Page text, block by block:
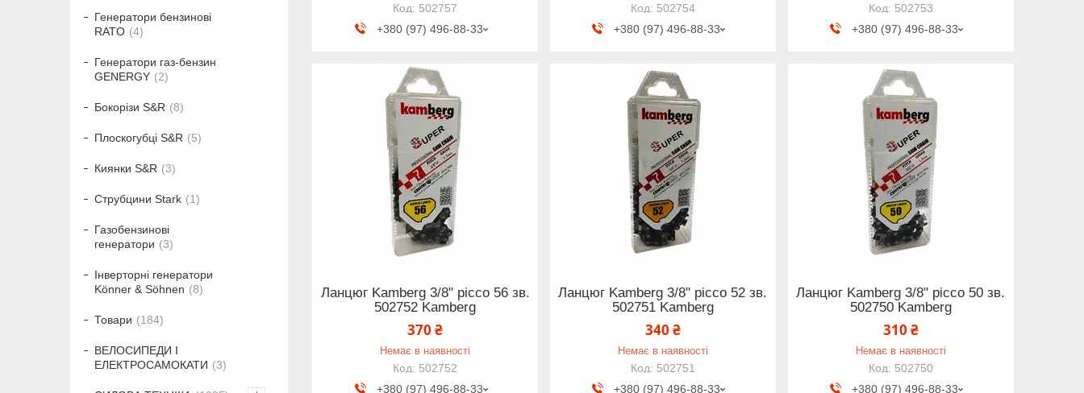
502757
+380 (97) 496-88-33
502754
+380 (97) 496-88-33
502753
+380 (97) 496-88-33
Ланцюг Kamberg 3/8" picco 56 зв.
502752 Kamberg
370 ₴
Немає в наявності
502752
+380 (97) 496-88-33
Ланцюг Kamberg 3/8" picco 52 зв.
502751 Kamberg
340 ₴
Немає в наявності
502751
+380 (97) 496-88-33
Ланцюг Kamberg 3/8" picco 50 зв.
502750 Kamberg
310 ₴
Немає в наявності
502750
+380 (97) 496-88-33
Генератори бензинові
RATO
4
Генератори газ-бензин
GENERGY
2
Бокорізи S&R 8
Плоскогубці S&R 5
Киянки S&R 3
Струбцини Stark 1
Газобензинові
генератори
3
Інверторні генератори
Könner & Söhnen
8
Товари 184
ВЕЛОСИПЕДИ І
ЕЛЕКТРОСАМОКАТИ
3